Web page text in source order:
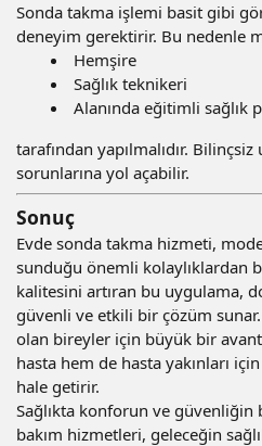
Sonda takma işlemi basit gibi
deneyim gerektirir. Bu nedenle
Hemşire
Sağlık teknikeri
Alanında eğitimli sağlık
tarafından yapılmalıdır.
sorunlarına yol açabilir.
Sonuç
Evde sonda takma hizmeti,
sunduğu önemli kolaylıklardan
kalitesini artıran bu uygulama,
güvenli ve etkili bir çözüm sunar.
olan bireyler için büyük bir
hasta hem de hasta yakınları
hale getirir.
Sağlıkta konforun ve
bakım hizmetleri, geleceğin